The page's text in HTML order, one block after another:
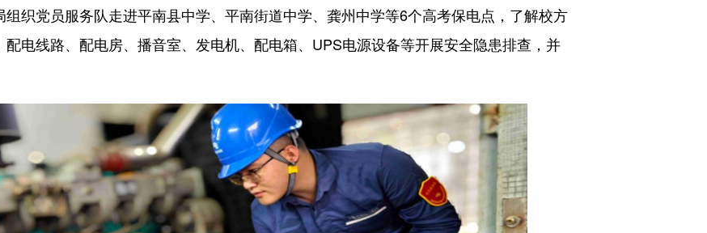
党员服务队走进平南县中学、平南街道中学、龚州中学等6个高考保电点，了解校方
电线路、配电房、播音室、发电机、配电箱、UPS电源设备等开展安全隐患排查，并